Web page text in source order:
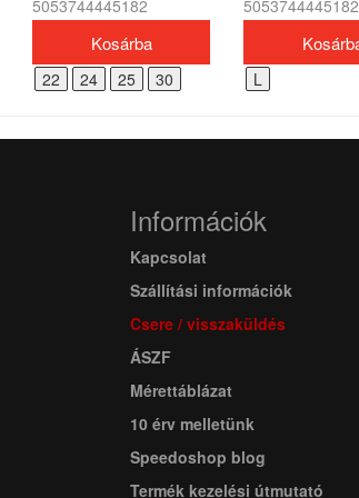
férfi
5053744445182
22 24 25 30
5053744445182
L
Információk
Kapcsolat
Szállítási információk
Csere / visszaküldés
ÁSZF
Mérettáblázat
10 érv melletünk
Speedoshop blog
Termék kezelési útmutató